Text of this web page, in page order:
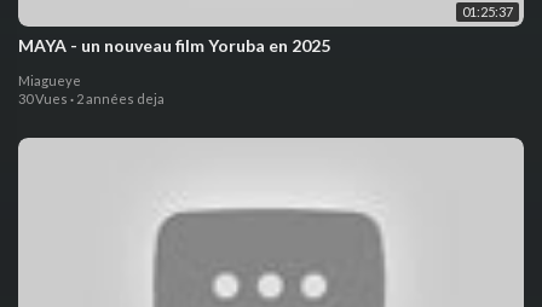
01:25:37
MAYA - un nouveau film Yoruba en 2025
Miagueye
30 Vues · 2 années deja